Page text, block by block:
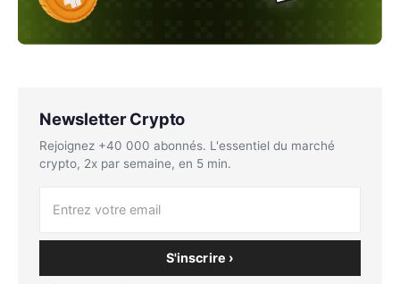
Newsletter Crypto
Rejoignez +40 000 abonnés. L'essentiel du marché
crypto, 2x par semaine, en 5 min.
S'inscrire ›